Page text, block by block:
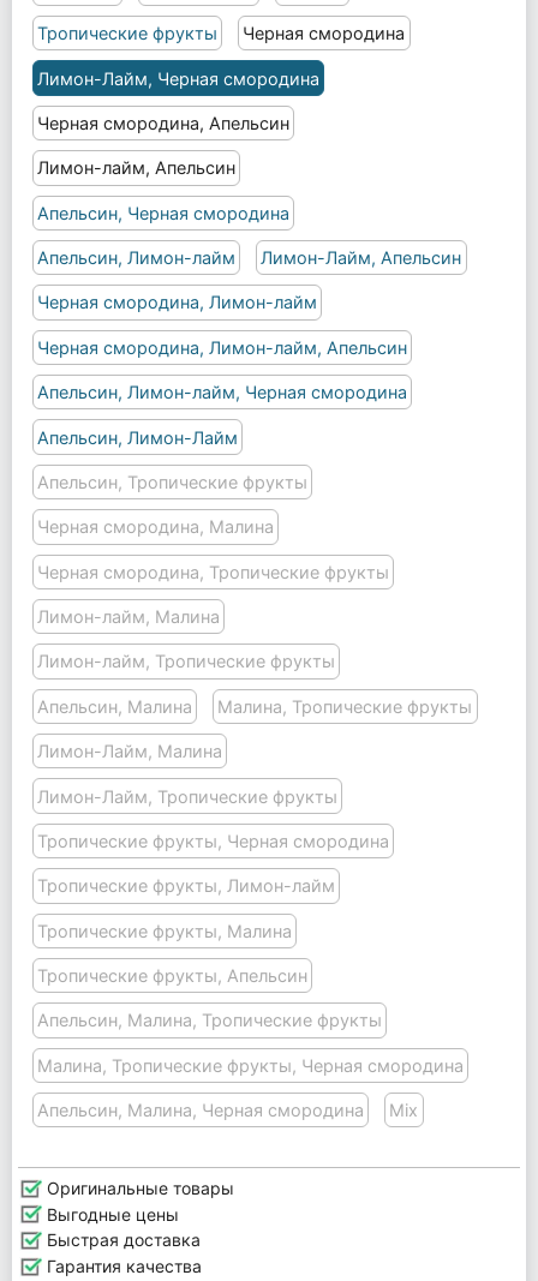
Тропические фрукты Черная смородина
Лимон-Лайм, Черная смородина
Черная смородина, Апельсин
Лимон-лайм, Апельсин
Апельсин, Черная смородина
Апельсин, Лимон-лайм Лимон-Лайм, Апельсин
Черная смородина, Лимон-лайм
Черная смородина, Лимон-лайм, Апельсин
Апельсин, Лимон-лайм, Черная смородина
Апельсин, Лимон-Лайм
Апельсин, Тропические фрукты
Черная смородина, Малина
Черная смородина, Тропические фрукты
Лимон-лайм, Малина
Лимон-лайм, Тропические фрукты
Апельсин, Малина Малина, Тропические фрукты
Лимон-Лайм, Малина
Лимон-Лайм, Тропические фрукты
Тропические фрукты, Черная смородина
Тропические фрукты, Лимон-лайм
Тропические фрукты, Малина
Тропические фрукты, Апельсин
Апельсин, Малина, Тропические фрукты
Малина, Тропические фрукты, Черная смородина
Апельсин, Малина, Черная смородина Mix
Оригинальные товары
Выгодные цены
Быстрая доставка
Гарантия качества